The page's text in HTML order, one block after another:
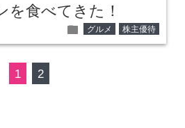
を食べてきた！
folder グルメ 株主優待
1 2